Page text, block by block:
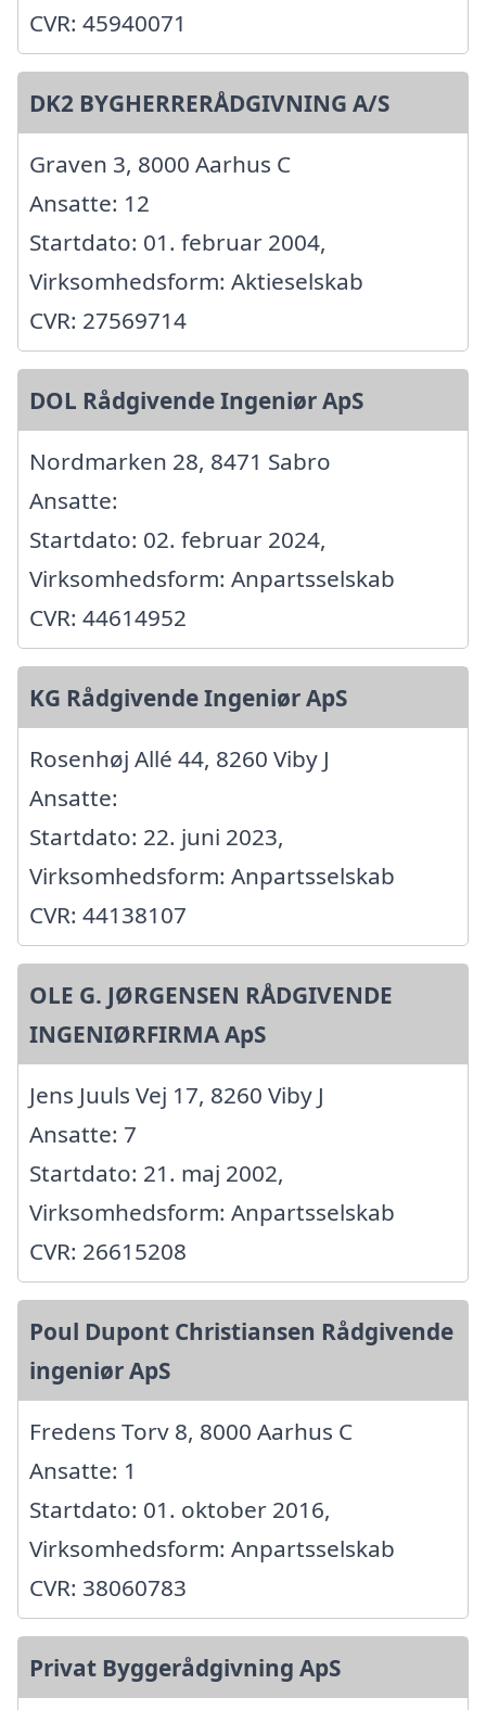
CVR: 45940071
DK2 BYGHERRERÅDGIVNING A/S
Graven 3, 8000 Aarhus C
Ansatte: 12
Startdato: 01. februar 2004,
Virksomhedsform: Aktieselskab
CVR: 27569714
DOL Rådgivende Ingeniør ApS
Nordmarken 28, 8471 Sabro
Ansatte:
Startdato: 02. februar 2024,
Virksomhedsform: Anpartsselskab
CVR: 44614952
KG Rådgivende Ingeniør ApS
Rosenhøj Allé 44, 8260 Viby J
Ansatte:
Startdato: 22. juni 2023,
Virksomhedsform: Anpartsselskab
CVR: 44138107
OLE G. JØRGENSEN RÅDGIVENDE
INGENIØRFIRMA ApS
Jens Juuls Vej 17, 8260 Viby J
Ansatte: 7
Startdato: 21. maj 2002,
Virksomhedsform: Anpartsselskab
CVR: 26615208
Poul Dupont Christiansen Rådgivende
ingeniør ApS
Fredens Torv 8, 8000 Aarhus C
Ansatte: 1
Startdato: 01. oktober 2016,
Virksomhedsform: Anpartsselskab
CVR: 38060783
Privat Byggerådgivning ApS